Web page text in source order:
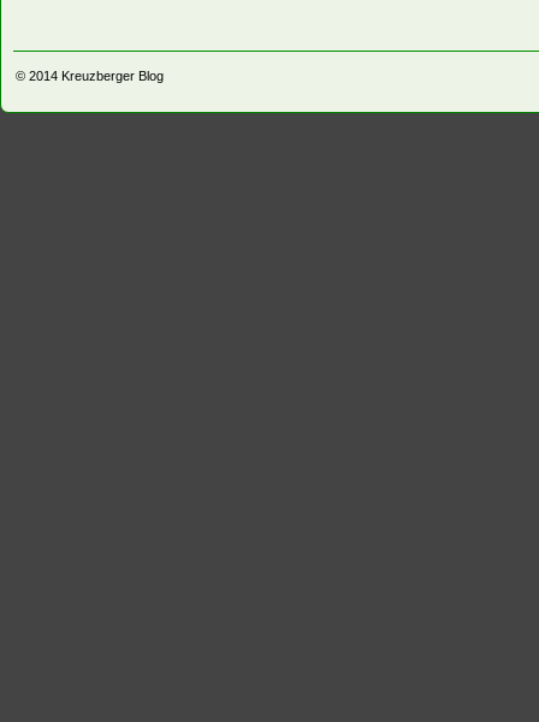
© 2014 Kreuzberger Blog